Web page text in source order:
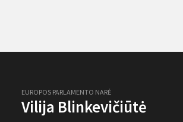
EUROPOS PARLAMENTO NARĖ
Vilija Blinkevičiūtė